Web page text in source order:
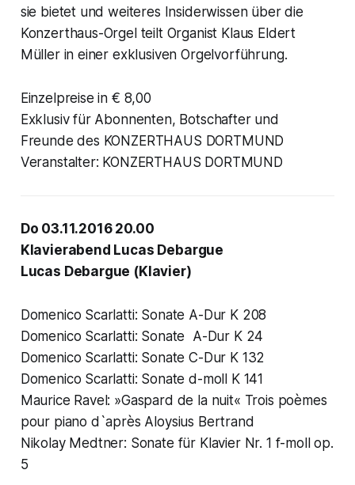
sie bietet und weiteres Insiderwissen über die
Konzerthaus-Orgel teilt Organist Klaus Eldert
Müller in einer exklusiven Orgelvorführung.
Einzelpreise in € 8,00
Exklusiv für Abonnenten, Botschafter und
Freunde des KONZERTHAUS DORTMUND
Veranstalter: KONZERTHAUS DORTMUND
Do 03.11.2016 20.00
Klavierabend Lucas Debargue
Lucas Debargue (Klavier)
Domenico Scarlatti: Sonate A-Dur K 208
Domenico Scarlatti: Sonate A-Dur K 24
Domenico Scarlatti: Sonate C-Dur K 132
Domenico Scarlatti: Sonate d-moll K 141
Maurice Ravel: »Gaspard de la nuit« Trois poèmes
pour piano d`après Aloysius Bertrand
Nikolay Medtner: Sonate für Klavier Nr. 1 f-moll op.
5